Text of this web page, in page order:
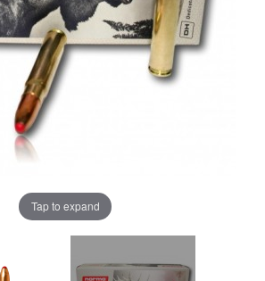
Tap to expand